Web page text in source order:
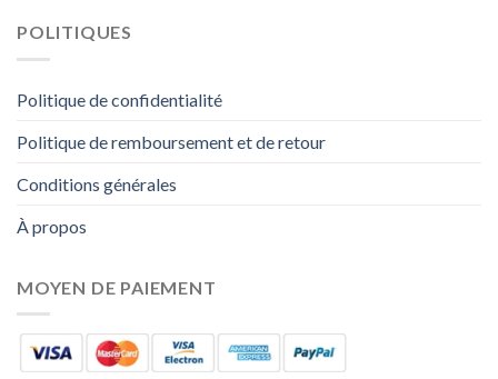
POLITIQUES
Politique de confidentialité
Politique de remboursement et de retour
Conditions générales
À propos
MOYEN DE PAIEMENT